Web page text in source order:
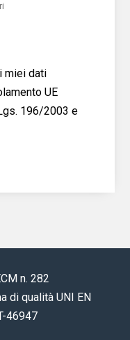
miei dati
UE
196/2003 e
n. 282
di qualità UNI EN
46947